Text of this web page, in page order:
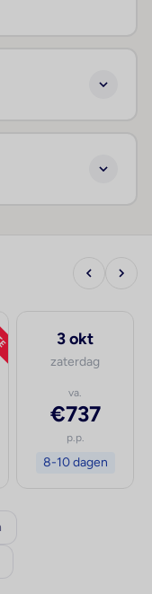
3 okt
zaterdag
va.
€737
p.p.
8-10 dagen